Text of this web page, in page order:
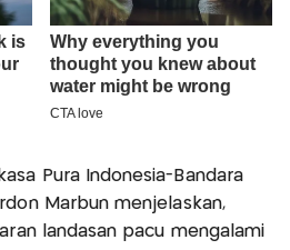
Pura Indonesia-Bandara
Marbun menjelaskan,
landasan pacu mengalami